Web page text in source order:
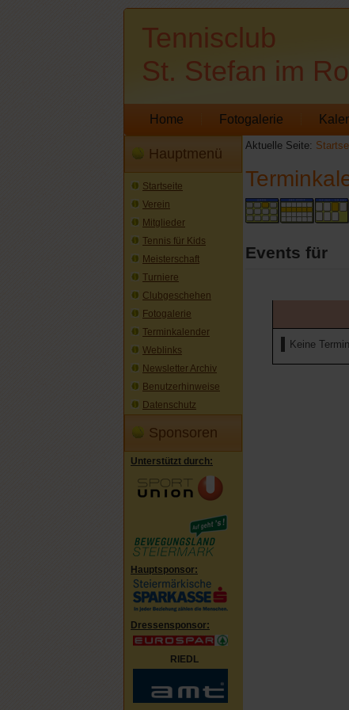
Tennisclub
St. Stefan im
Home Fotogalerie
Hauptmenü
Startseite
Verein
Mitglieder
Tennis für Kids
Meisterschaft
Turniere
Clubgeschehen
Fotogalerie
Terminkalender
Weblinks
Newsletter Archiv
Benutzerhinweise
Datenschutz
Sponsoren
Unterstützt durch:
Hauptsponsor:
Dressensponsor:
RIEDL
Aktuelle Seite:
Events für
Keine